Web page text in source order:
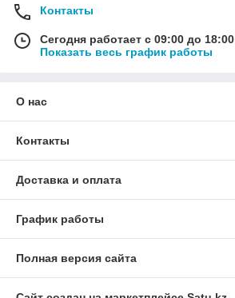
Контакты
Сегодня работает с 09:00 до 18:00
Показать весь график работы
О нас
Контакты
Доставка и оплата
График работы
Полная версия сайта